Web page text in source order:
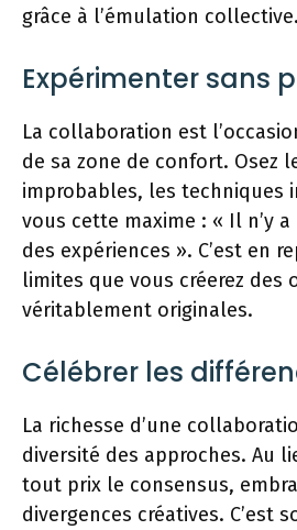
grâce à l’émulation collective.
Expérimenter sans
La collaboration est
de sa zone de confort. Osez
improbables, les techniques
vous cette maxime : « Il n’y a
des expériences ». C’est en
limites que vous créerez des
véritablement originales.
Célébrer les
La richesse d’une
diversité des approches. Au
tout prix le consensus,
divergences créatives. C’est